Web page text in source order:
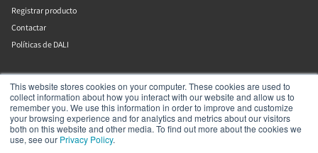
This website stores cookies on your computer. These cookies are used to
collect information about how you interact with our website and allow us to
remember you. We use this information in order to improve and customize
your browsing experience and for analytics and metrics about our visitors
both on this website and other media. To find out more about the cookies we
use, see our Privacy Policy.
Registrar producto
Contactar
Políticas de DALI
DALI A/S
Dali Allé 1
Nørager
Nordjylland
9610